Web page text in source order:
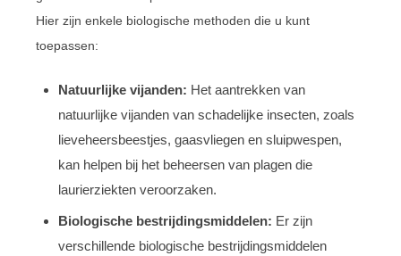
Hier zijn enkele biologische methoden die u kunt
toepassen:
Natuurlijke vijanden: Het aantrekken van
natuurlijke vijanden van schadelijke insecten, zoals
lieveheersbeestjes, gaasvliegen en sluipwespen,
kan helpen bij het beheersen van plagen die
laurierziekten veroorzaken.
Biologische bestrijdingsmiddelen: Er zijn
verschillende biologische bestrijdingsmiddelen